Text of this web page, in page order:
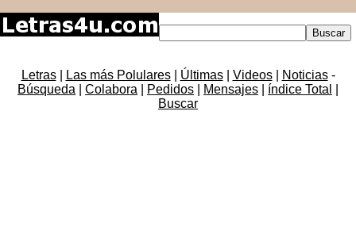
Letras| Las más Polulares| Últimas| Videos| Noticias-
Búsqueda
Colabora Pedidos Mensajes índice Total
Buscar